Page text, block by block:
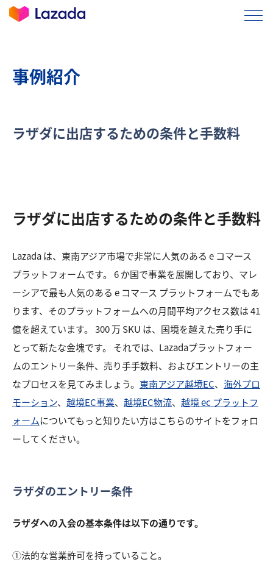
事例紹介
ラザダに出店するための条件と手数料
ラザダに出店するための条件と手数料
Lazada は、東南アジア市場で非常に人気のある e コマース
プラットフォームです。 6 か国で事業を展開しており、マレ
ーシアで最も人気のある e コマース プラットフォームでもあ
ります、そのプラットフォームへの月間平均アクセス数は 41
億を超えています。 300 万 SKU は、国境を越えた売り手に
とって新たな金塊です。 それでは、Lazadaプラットフォー
ムのエントリー条件、売り手手数料、およびエントリーの主
なプロセスを見てみましょう。 東南アジア越境EC、 海外プロ
モーション、 越境EC事業、 越境EC物流、 越境 ec プラットフ
ォームについてもっと知りたい方はこちらのサイトをフォロ
ーしてください。
ラザダのエントリー条件
ラザダへの入会の基本条件は以下の通りです。
①法的な営業許可を持っていること。